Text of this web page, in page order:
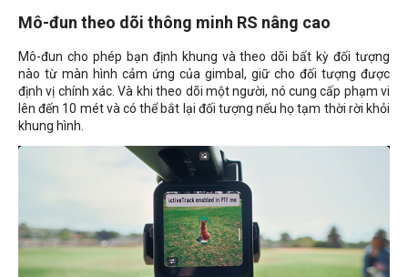
Mô-đun theo dõi thông minh RS nâng cao
Mô-đun cho phép bạn định khung và theo dõi bất kỳ đối tượng
nào từ màn hình cảm ứng của gimbal, giữ cho đối tượng được
định vị chính xác. Và khi theo dõi một người, nó cung cấp phạm vi
lên đến 10 mét và có thể bắt lại đối tượng nếu họ tạm thời rời khỏi
khung hình.